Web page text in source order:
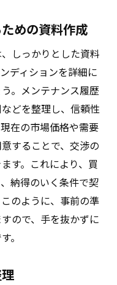
めの資料作成
しっかりとした資料
ディションを詳細に
。メンテナンス履歴
どを整理し、信頼性
在の市場価格や需要
することで、交渉の
す。これにより、買
納得のいく条件で契
のように、事前の準
ので、手を抜かずに
。